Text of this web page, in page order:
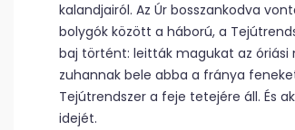
kalandjairól. Az Úr bosszankodva
bolygók között a háború, a
baj történt: leitták magukat az óriási
zuhannak bele abba a fránya
Tejútrendszer a feje tetejére áll. És
idejét.